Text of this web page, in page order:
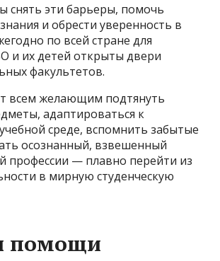
снять эти барьеры, помочь
и обрести уверенность в
по всей стране для
и их детей открыты двери
факультетов.
всем желающим подтянуть
адаптироваться к
среде, вспомнить забытые
осознанный, взвешенный
профессии — плавно перейти из
в мирную студенческую
помощи